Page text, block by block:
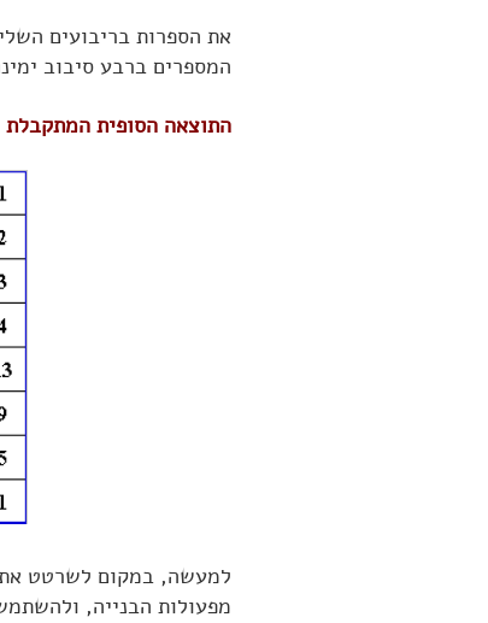
את הספרות בריבועים
המספרים ברבע סיבוב
התוצאה הסופית המתקבלת
למעשה, במקום לשרטט את
מפעולות הבנייה,